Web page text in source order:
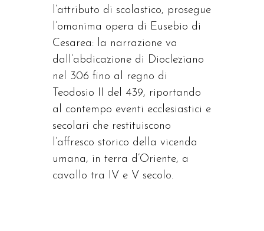
l’attributo di scolastico, prosegue
l’omonima opera di Eusebio di
Cesarea: la narrazione va
dall’abdicazione di Diocleziano
nel 306 fino al regno di
Teodosio II del 439, riportando
al contempo eventi ecclesiastici e
secolari che restituiscono
l’affresco storico della vicenda
umana, in terra d’Oriente, a
cavallo tra IV e V secolo.